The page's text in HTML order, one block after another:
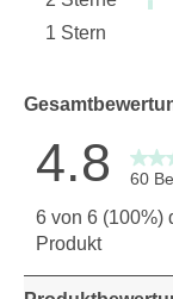
1 Stern
4.8 60
6 von 6 (100%)
Produkt